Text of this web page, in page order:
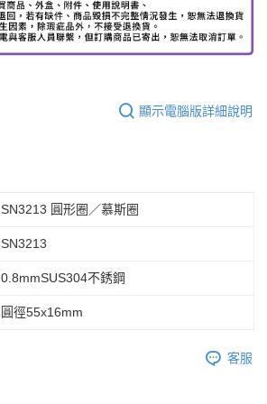
顯示電腦版詳細說明
SN3213 圓形圈／慕斯圈
SN3213
0.8mmSUS304不銹鋼
圓徑55x16mm
客服